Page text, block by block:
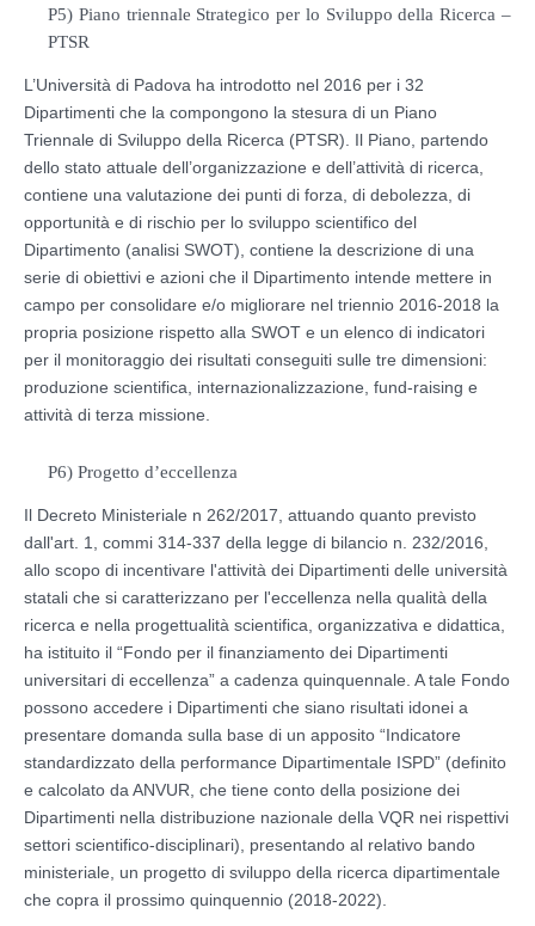
P5) Piano triennale Strategico per lo Sviluppo della Ricerca –
PTSR
L’Università di Padova ha introdotto nel 2016 per i 32
Dipartimenti che la compongono la stesura di un Piano
Triennale di Sviluppo della Ricerca (PTSR). Il Piano, partendo
dello stato attuale dell’organizzazione e dell’attività di ricerca,
contiene una valutazione dei punti di forza, di debolezza, di
opportunità e di rischio per lo sviluppo scientifico del
Dipartimento (analisi SWOT), contiene la descrizione di una
serie di obiettivi e azioni che il Dipartimento intende mettere in
campo per consolidare e/o migliorare nel triennio 2016-2018 la
propria posizione rispetto alla SWOT e un elenco di indicatori
per il monitoraggio dei risultati conseguiti sulle tre dimensioni:
produzione scientifica, internazionalizzazione, fund-raising e
attività di terza missione.
P6) Progetto d’eccellenza
Il Decreto Ministeriale n 262/2017, attuando quanto previsto
dall'art. 1, commi 314-337 della legge di bilancio n. 232/2016,
allo scopo di incentivare l'attività dei Dipartimenti delle università
statali che si caratterizzano per l'eccellenza nella qualità della
ricerca e nella progettualità scientifica, organizzativa e didattica,
ha istituito il “Fondo per il finanziamento dei Dipartimenti
universitari di eccellenza” a cadenza quinquennale. A tale Fondo
possono accedere i Dipartimenti che siano risultati idonei a
presentare domanda sulla base di un apposito “Indicatore
standardizzato della performance Dipartimentale ISPD” (definito
e calcolato da ANVUR, che tiene conto della posizione dei
Dipartimenti nella distribuzione nazionale della VQR nei rispettivi
settori scientifico-disciplinari), presentando al relativo bando
ministeriale, un progetto di sviluppo della ricerca dipartimentale
che copra il prossimo quinquennio (2018-2022).